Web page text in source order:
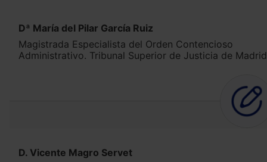
Dª María del Pilar García Ruiz
Magistrada Especialista del Orden Contencioso
Administrativo. Tribunal Superior de Justicia de Madrid
D. Vicente Magro Servet